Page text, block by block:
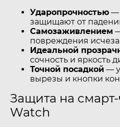
Ударопрочностью —
защищают от
Самозаживлением
повреждения
Идеальной
сочность и яркость
Точной посадкой —
вырезы и кнопки
Защита на
Watch